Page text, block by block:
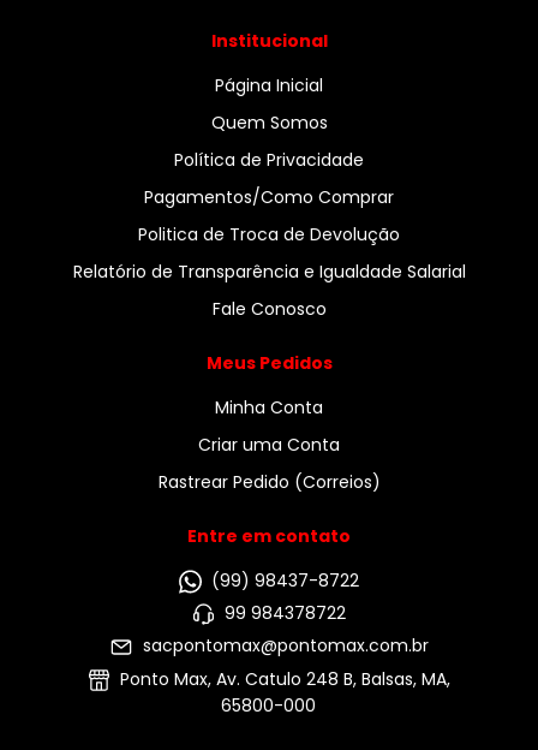
Institucional
Página Inicial
Quem Somos
Política de Privacidade
Pagamentos/Como Comprar
Politica de Troca de Devolução
Relatório de Transparência e Igualdade Salarial
Fale Conosco
Meus Pedidos
Minha Conta
Criar uma Conta
Rastrear Pedido (Correios)
Entre em contato
(99) 98437-8722
99 984378722
sacpontomax@pontomax.com.br
Ponto Max, Av. Catulo 248 B, Balsas, MA,
65800-000